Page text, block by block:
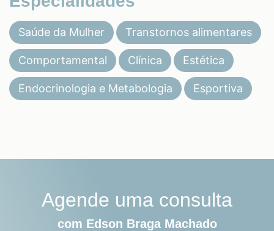
Saúde da Mulher Transtornos alimentares
Comportamental Clínica Estética
Endocrinologia e Metabologia Esportiva
Agende uma consulta
com Edson Braga Machado